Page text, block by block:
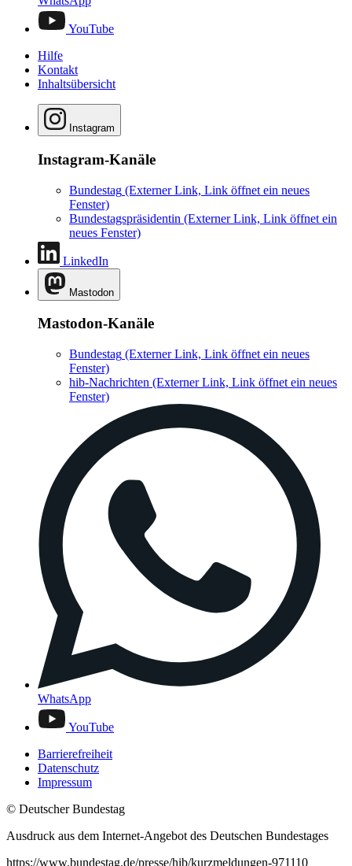
YouTube
Hilfe
Kontakt
Inhaltsübersicht
Instagram
Instagram-Kanäle
Bundestag (Externer Link, Link öffnet ein neues
Fenster)
Bundestagspräsidentin (Externer Link, Link öffnet ein
neues Fenster)
LinkedIn
Mastodon
Mastodon-Kanäle
Bundestag (Externer Link, Link öffnet ein neues
Fenster)
hib-Nachrichten (Externer Link, Link öffnet ein neues
Fenster)
WhatsApp
YouTube
Barrierefreiheit
Datenschutz
Impressum
© Deutscher Bundestag
Ausdruck aus dem Internet-Angebot des Deutschen Bundestages
https://www.bundestag.de/presse/hib/kurzmeldungen-971110